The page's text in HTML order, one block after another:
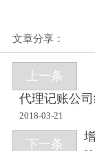
文章分享：
上一条
代理记账公
2018-03-21
下一条